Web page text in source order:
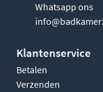
Whatsapp ons
Klantenservice
Betalen
Verzenden